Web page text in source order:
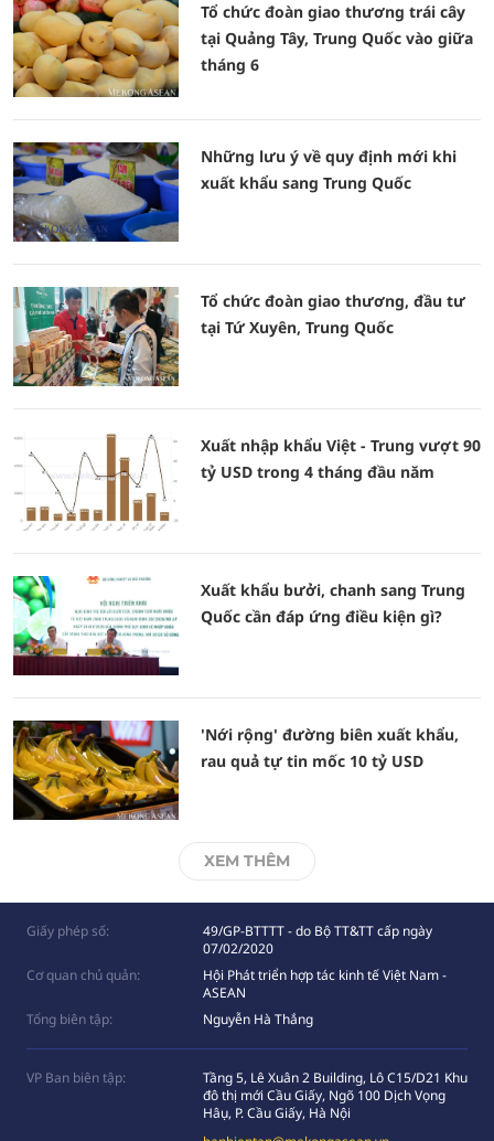
Tổ chức đoàn giao thương trái cây
tại Quảng Tây, Trung Quốc vào giữa
tháng 6
Những lưu ý về quy định mới khi
xuất khẩu sang Trung Quốc
Tổ chức đoàn giao thương, đầu tư
tại Tứ Xuyên, Trung Quốc
Xuất nhập khẩu Việt - Trung vượt 90
tỷ USD trong 4 tháng đầu năm
Xuất khẩu bưởi, chanh sang Trung
Quốc cần đáp ứng điều kiện gì?
'Nới rộng' đường biên xuất khẩu,
rau quả tự tin mốc 10 tỷ USD
XEM THÊM
Giấy phép số:
49/GP-BTTTT - do Bộ TT&TT cấp ngày
07/02/2020
Cơ quan chủ quản:
Hội Phát triển hợp tác kinh tế Việt Nam -
ASEAN
Tổng biên tập:
Nguyễn Hà Thắng
VP Ban biên tập:
Tầng 5, Lê Xuân 2 Building, Lô C15/D21 Khu
đô thị mới Cầu Giấy, Ngõ 100 Dịch Vọng
Hâụ, P. Cầu Giấy, Hà Nội